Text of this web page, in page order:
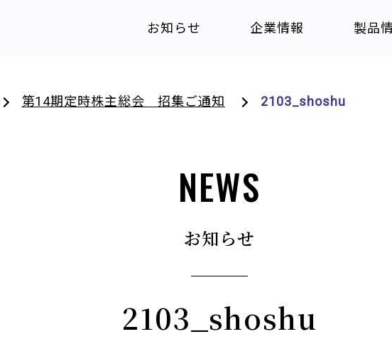
お知らせ 企業情報 製品
第14期定時株主総会 招集ご通知 2103_shoshu
NEWS
お知らせ
2103_shoshu